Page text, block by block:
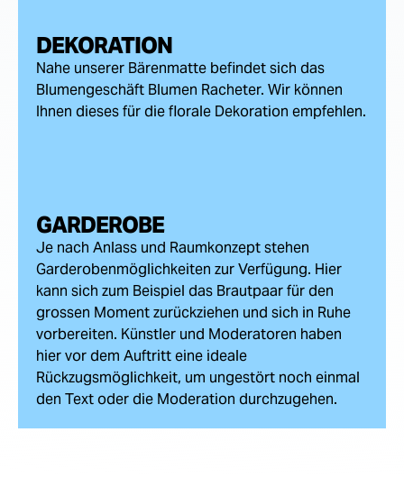
DEKORATION
Nahe unserer Bärenmatte befindet sich das
Blumengeschäft Blumen Racheter. Wir können
Ihnen dieses für die florale Dekoration empfehlen.
GARDEROBE
Je nach Anlass und Raumkonzept stehen
Garderobenmöglichkeiten zur Verfügung. Hier
kann sich zum Beispiel das Brautpaar für den
grossen Moment zurückziehen und sich in Ruhe
vorbereiten. Künstler und Moderatoren haben
hier vor dem Auftritt eine ideale
Rückzugsmöglichkeit, um ungestört noch einmal
den Text oder die Moderation durchzugehen.